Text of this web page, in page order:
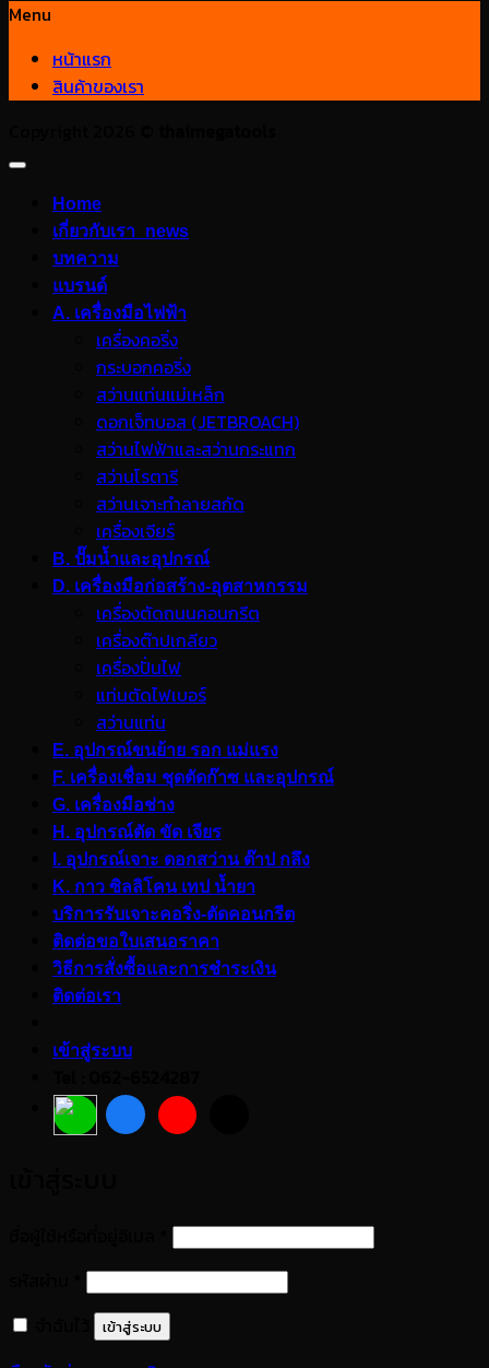
Menu
หน้าแรก
สินค้าของเรา
Home
เกี่ยวกับเรา_news
บทความ
แบรนด์
A. เครื่องมือไฟฟ้า
เครื่องคอริ่ง
กระบอกคอริ่ง
สว่านแท่นแม่เหล็ก
ดอกเจ็ทบอส (JETBROACH)
สว่านไฟฟ้าและสว่านกระแทก
สว่านโรตารี
สว่านเจาะทำลายสกัด
เครื่องเจียร์
B. ปั๊มน้ำและอุปกรณ์
D. เครื่องมือก่อสร้าง-อุตสาหกรรม
เครื่องตัดถนนคอนกรีต
เครื่องต๊าปเกลียว
เครื่องปั่นไฟ
แท่นตัดไฟเบอร์
สว่านแท่น
E. อุปกรณ์ขนย้าย รอก แม่แรง
F. เครื่องเชื่อม ชุดตัดก๊าซ และอุปกรณ์
G. เครื่องมือช่าง
H. อุปกรณ์ตัด ขัด เจียร
I. อุปกรณ์เจาะ ดอกสว่าน ต๊าป กลึง
K. กาว ซิลลิโคน เทป น้ำยา
บริการรับเจาะคอริ่ง-ตัดคอนกรีต
ติดต่อขอใบเสนอราคา
วิธีการสั่งซื้อและการชำระเงิน
ติดต่อเรา
เข้าสู่ระบบ
ต้องการ
ต้องการ
เข้าสู่ระบบ